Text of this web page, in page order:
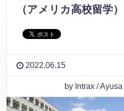
（アメリカ高校留学）
2022.06.15
by Intrax / Ayusa